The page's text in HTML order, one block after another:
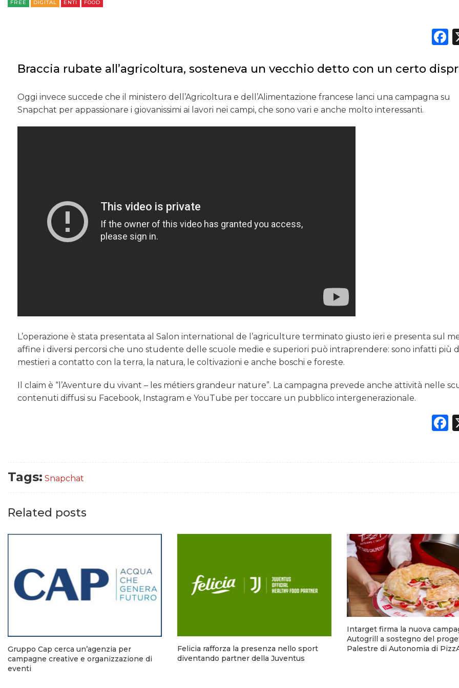
RICERCHE
PREVISIONI/SCENARI
FREE DIGITAL ENTI FOOD
Braccia rubate all’agricoltura, sosteneva un vecchio detto con un certo
Oggi invece succede che il ministero dell’Agricoltura e dell’Alimentazione francese lanci una campagna su
Snapchat per appassionare i giovanissimi ai lavori nei campi, che sono vari e anche molto interessanti.
L’operazione è stata presentata al Salon international de l’agriculture terminato giusto ieri e presenta sul
affine i diversi percorsi che uno studente delle scuole medie e superiori può intraprendere: sono infatti più
mestieri a contatto con la terra, la natura, le coltivazioni e anche boschi e foreste.
Il claim è “l’Aventure du vivant – les métiers grandeur nature”. La campagna prevede anche attività nelle
contenuti diffusi su Facebook, Instagram e YouTube per toccare un pubblico intergenerazionale.
Tags: Snapchat
Related posts
Gruppo Cap cerca un’agenzia per
campagne creative e organizzazione di
eventi
Felicia rafforza la presenza nello sport
diventando partner della Juventus
Intarget firma la nuova
Autogrill a sostegno del
Palestre di Autonomia di